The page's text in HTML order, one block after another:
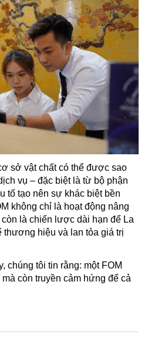
sở vật chất có thể được sao
vụ – đặc biệt là từ bộ phận
tố tạo nên sự khác biệt bền
không chỉ là hoạt động nâng
là chiến lược dài hạn để La
thương hiệu và lan tỏa giá trị
chúng tôi tin rằng: một FOM
còn truyền cảm hứng để cả